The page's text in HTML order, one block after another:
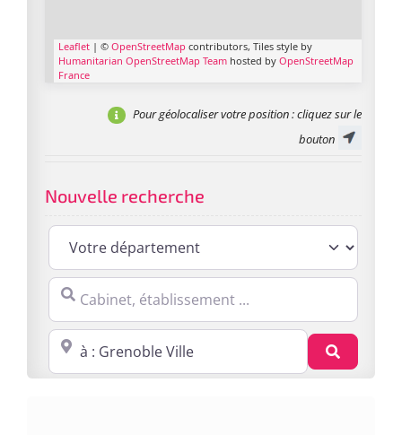
Leaflet | © OpenStreetMap contributors, Tiles style by
Humanitarian OpenStreetMap Team hosted by OpenStreetMap
France
Pour géolocaliser votre position: cliquez sur le
bouton
Nouvelle recherche
Cabinet, établissement ...
Proche de : ville, cp, lieu ...